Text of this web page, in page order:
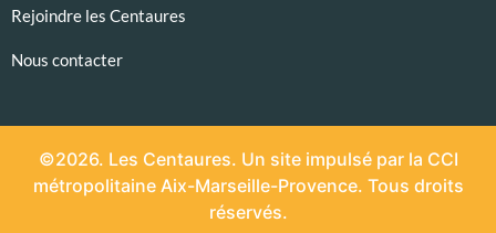
Rejoindre les Centaures
Nous contacter
©2026. Les Centaures. Un site impulsé par la CCI
métropolitaine Aix-Marseille-Provence. Tous droits
réservés.